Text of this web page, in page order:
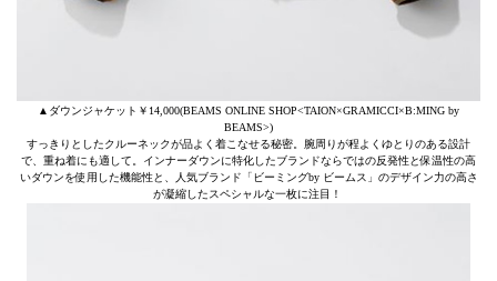
▲ダウンジャケット￥14,000(BEAMS ONLINE SHOP<TAION×GRAMICCI×B:MING by
BEAMS>)
すっきりとしたクルーネックが品よく着こなせる秘密。腕周りが程よくゆとりのある設計
で、重ね着にも適して。インナーダウンに特化したブランドならではの反発性と保温性の高
いダウンを使用した機能性と、人気ブランド「ビーミングby ビームス」のデザイン力の高さ
が凝縮したスペシャルな一枚に注目！